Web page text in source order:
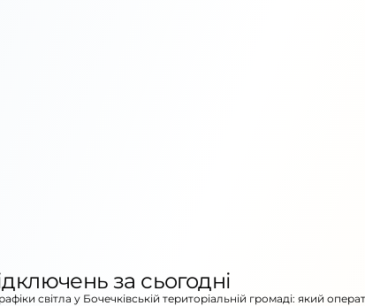
за сьогодні
світла у Бочечківській територіальній громаді: який